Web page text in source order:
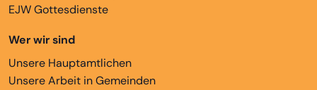
EJW Gottesdienste
Wer wir sind
Unsere Hauptamtlichen
Unsere Arbeit in Gemeinden